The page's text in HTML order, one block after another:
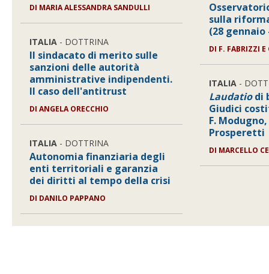
DI MARIA ALESSANDRA SANDULLI
ITALIA - DOTTRINA
Il sindacato di merito sulle
sanzioni delle autorità
amministrative indipendenti.
Il caso dell'antitrust
DIANGELA ORECCHIO
ITALIA - DOTTRINA
Autonomia finanziaria degli
enti territoriali e garanzia
dei diritti al tempo della crisi
DI DANILO PAPPANO
sulla
(28
DI F. FABRIZZI
ITALIA -
Laudatiodi
Giudici
F.
Prosperetti
DI MARCELLO